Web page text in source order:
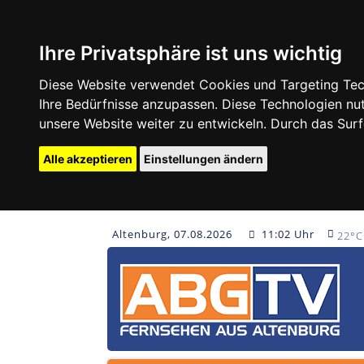
Ihre Privatsphäre ist uns wichtig
Diese Website verwendet Cookies und Targeting
Ihre Bedürfnisse anzupassen. Diese Technologien
unsere Website weiter zu entwickeln. Durch das
Alle akzeptieren Einstellungen ändern
Altenburg, 07.08.2026 11:02 Uhr 22°C